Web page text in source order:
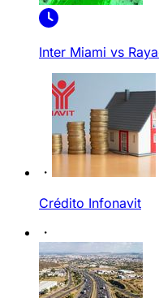
Inter Miami vs
Crédito Infonavit